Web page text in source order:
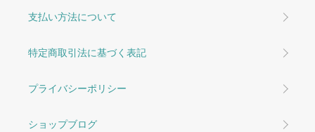
支払い方法について
特定商取引法に基づく表記
プライバシーポリシー
ショップブログ